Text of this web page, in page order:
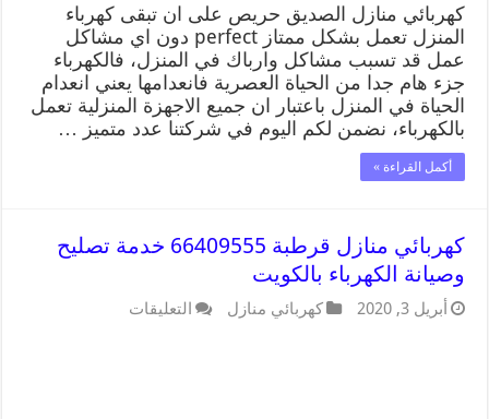
كهربائي منازل الصديق حريص على ان تبقى كهرباء
المنزل تعمل بشكل ممتاز perfect دون اي مشاكل
عمل قد تسبب مشاكل وارباك في المنزل، فالكهرباء
جزء هام جدا من الحياة العصرية فانعدامها يعني انعدام
الحياة في المنزل باعتبار ان جميع الاجهزة المنزلية تعمل
بالكهرباء، نضمن لكم اليوم في شركتنا عدد متميز …
أكمل القراءة »
كهربائي منازل قرطبة 66409555 خدمة تصليح
وصيانة الكهرباء بالكويت
أبريل 3, 2020 كهربائي منازل التعليقات